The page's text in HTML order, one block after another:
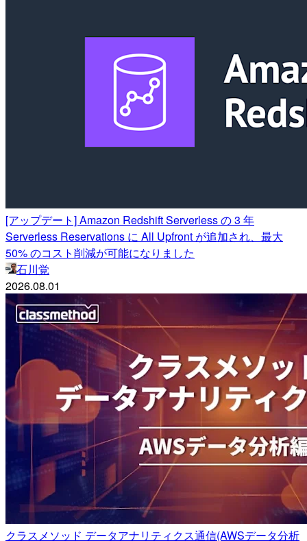
[アップデート] Amazon Redshift Serverless の 3 年
Serverless Reservations に All Upfront が追加され、最大
50% のコスト削減が可能になりました
石川覚
2026.08.01
クラスメソッド データアナリティクス通信(AWSデータ分析